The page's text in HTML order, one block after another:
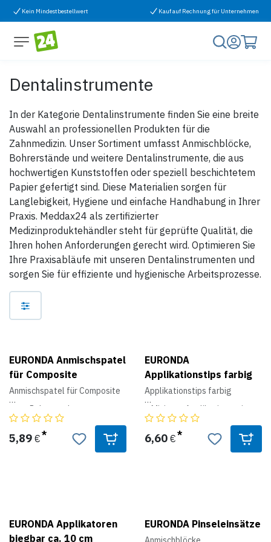
Zum Inhalt springen
Kein Mindestbestellwert Kauf auf Rechnung für Unternehmen
Dentalinstrumente
In der Kategorie Dentalinstrumente finden Sie eine breite
Auswahl an professionellen Produkten für die
Zahnmedizin. Unser Sortiment umfasst Anmischblöcke,
Bohrerstände und weitere Dentalinstrumente, die aus
hochwertigen Kunststoffen oder speziell beschichtetem
Papier gefertigt sind. Diese Materialien sorgen für
Langlebigkeit, Hygiene und einfache Handhabung in Ihrer
Praxis. Meddax24 als zertifizierter
Medizinproduktehändler steht für geprüfte Qualität, die
Ihren hohen Anforderungen gerecht wird. Optimieren Sie
Ihre Praxisabläufe mit unseren Dentalinstrumenten und
sorgen Sie für effiziente und hygienische Arbeitsprozesse.
EURONDA Anmischspatel
für Composite
Anmischspatel für Composite
- aus Polypropylen
- Farbe: weiß
5,89 €
EURONDA
Applikationstips farbig
Applikationstips farbig
 Miniatur-Applikationsspitzen
mit biegbarer
Spitze zur punktgenauen
Applikation von Gels
und Flüssigkeiten.
 gleichmäßige Beflockung
6,60€
EURONDA Applikatoren
biegbar ca. 10 cm
EURONDA Pinseleinsätze